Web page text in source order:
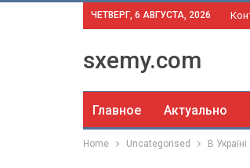
ЧЕТВЕРГ, 6 АВГУСТА, 2026
sxemy.com
Главное Актуально
Home Uncategorised В